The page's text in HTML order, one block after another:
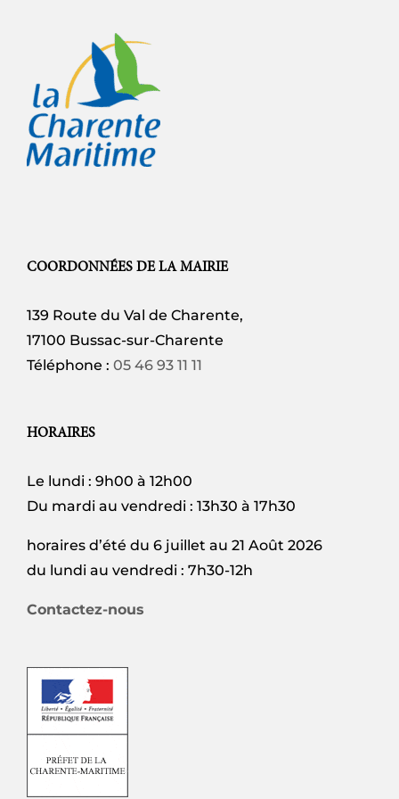
COORDONNÉES DE LA MAIRIE
139 Route du Val de Charente,
17100 Bussac-sur-Charente
Téléphone : 05 46 93 11 11
HORAIRES
Le lundi : 9h00 à 12h00
Du mardi au vendredi : 13h30 à 17h30
horaires d’été du 6 juillet au 21 Août 2026
du lundi au vendredi : 7h30-12h
Contactez-nous